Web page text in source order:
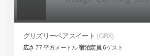
グリズリーベアスイート (GBX)
広さ 77 平方メートル宿泊定員 6ゲスト